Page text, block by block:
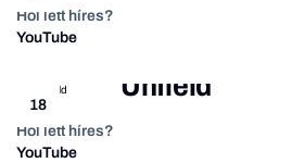
Hol lett híres?
YouTube
18
Unfield
Hol lett híres?
YouTube